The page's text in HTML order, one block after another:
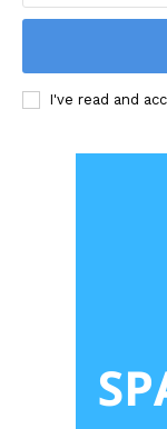
I've read and